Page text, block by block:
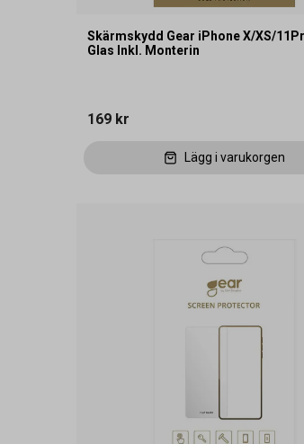
Skärmskydd Gear iPhone X/XS/
Glas Inkl. Monterin
169 kr
Lägg i varukorgen